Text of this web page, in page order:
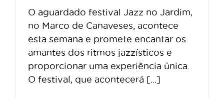
O aguardado festival Jazz no Jardim,
no Marco de Canaveses, acontece
esta semana e promete encantar os
amantes dos ritmos jazzísticos e
proporcionar uma experiência única.
O festival, que acontecerá [...]